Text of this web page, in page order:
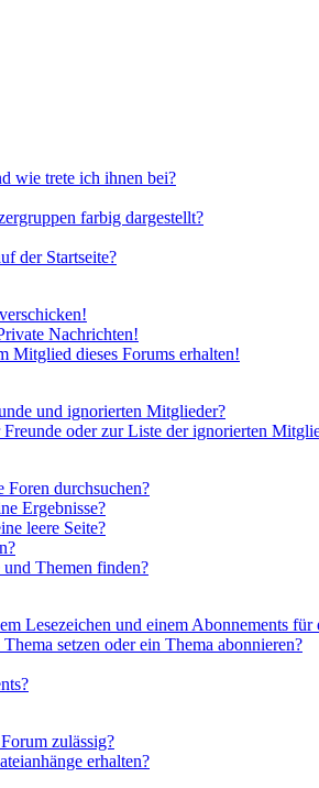
wie trete ich ihnen bei?
farbig dargestellt?
der Startseite?
Nachrichten!
Mitglied dieses Forums erhalten!
und ignorierten Mitglieder?
oder zur Liste der ignorierten
Foren durchsuchen?
Ergebnisse?
leere Seite?
Themen finden?
Lesezeichen und einem Abonnements
setzen oder ein Thema abonnieren?
zulässig?
erhalten?